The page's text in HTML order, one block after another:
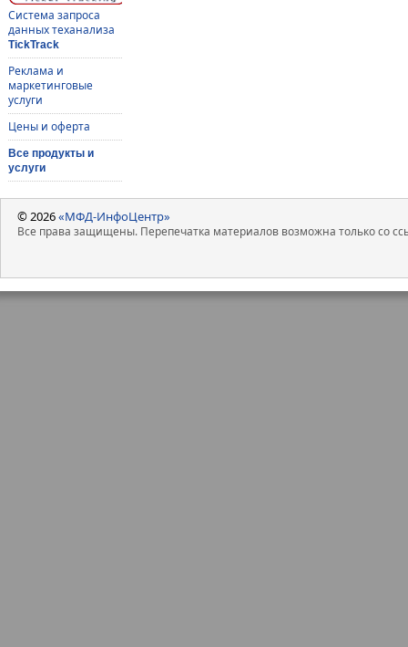
Система запроса
данных теханализа
TickTrack
Реклама и
маркетинговые
услуги
Цены и оферта
Все продукты и
услуги
© 2026«МФД-ИнфоЦентр»
Все права защищены. Перепечатка материалов возможна только со